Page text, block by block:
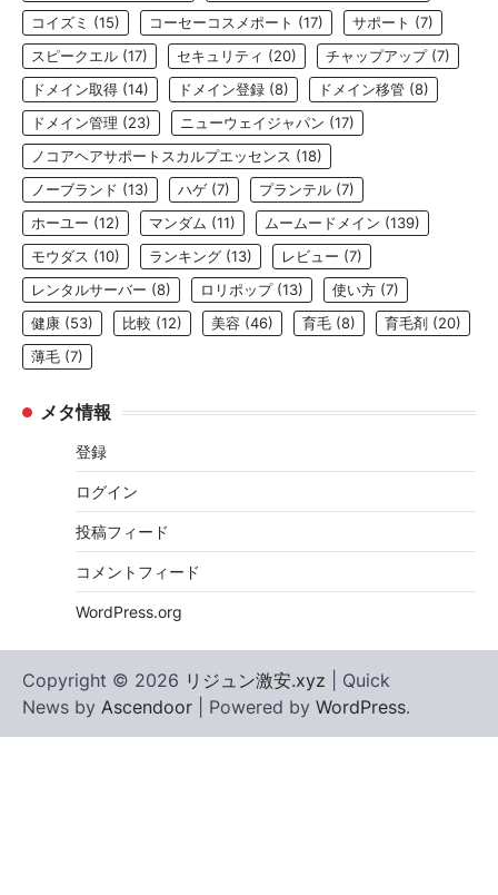
コイズミ (15) コーセーコスメポート (17) サポート (7)
スピークエル (17) セキュリティ (20) チャップアップ(7)
ドメイン取得 (14) ドメイン登録 (8) ドメイン移管 (8)
ドメイン管理 (23) ニューウェイジャパン (17)
ノコアヘアサポートスカルプエッセンス (18)
ノーブランド (13) ハゲ (7) プランテル (7)
ホーユー (12) マンダム (11) ムームードメイン (139)
モウダス (10) ランキング (13) レビュー (7)
レンタルサーバー (8) ロリポップ(13) 使い方 (7)
健康 (53) 比較 (12) 美容 (46) 育毛 (8) 育毛剤 (20)
薄毛 (7)
メタ情報
登録
ログイン
投稿フィード
コメントフィード
WordPress.org
Copyright © 2026 リジュン激安.xyz | Quick
News by Ascendoor | Powered by WordPress.